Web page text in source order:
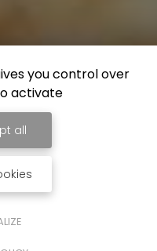
you control over
activate
all